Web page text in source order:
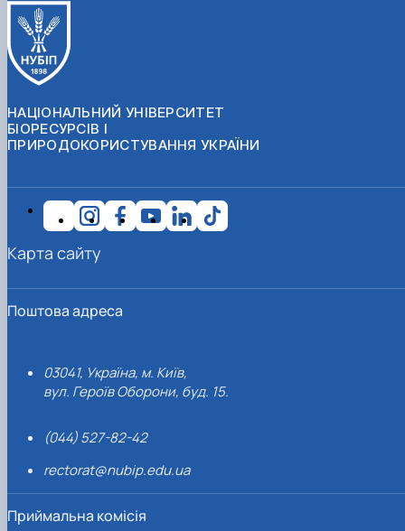
НАЦІОНАЛЬНИЙ УНІВЕРСИТЕТ
БІОРЕСУРСІВ І
ПРИРОДОКОРИСТУВАННЯ УКРАЇНИ
Поштова адреса
03041, Україна, м. Київ,
вул. Героїв Оборони, буд. 15.
(044) 527-82-42
rectorat@nubip.edu.ua
Приймальна комісія
Карта сайту